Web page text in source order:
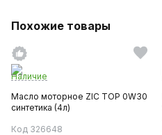
Похожие товары
Наличие
Масло моторное ZIC TOP 0W30
синтетика (4л)
Код 326648